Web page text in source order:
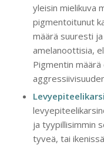
yleisin mielikuva
pigmentoitunut
määrä suuresti
amelanoottisia,
Pigmentin
ja tyypillisimmin
tyveä, tai